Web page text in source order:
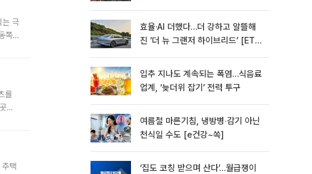
는 극
쪽
를
은
주택
효율·AI 더했다…더 강하고 알뜰해
진 ‘더 뉴 그랜저 하이브리드’ [ET의
입추 지나도 계속되는 폭염…식음료
업계, ‘늦더위 잡기’ 전력 투구
여름철 마른기침, 냉방병‧감기 아닌
천식일 수도 [e건강~쏙]
‘집도 코칭 받으며 산다’…월급쟁이